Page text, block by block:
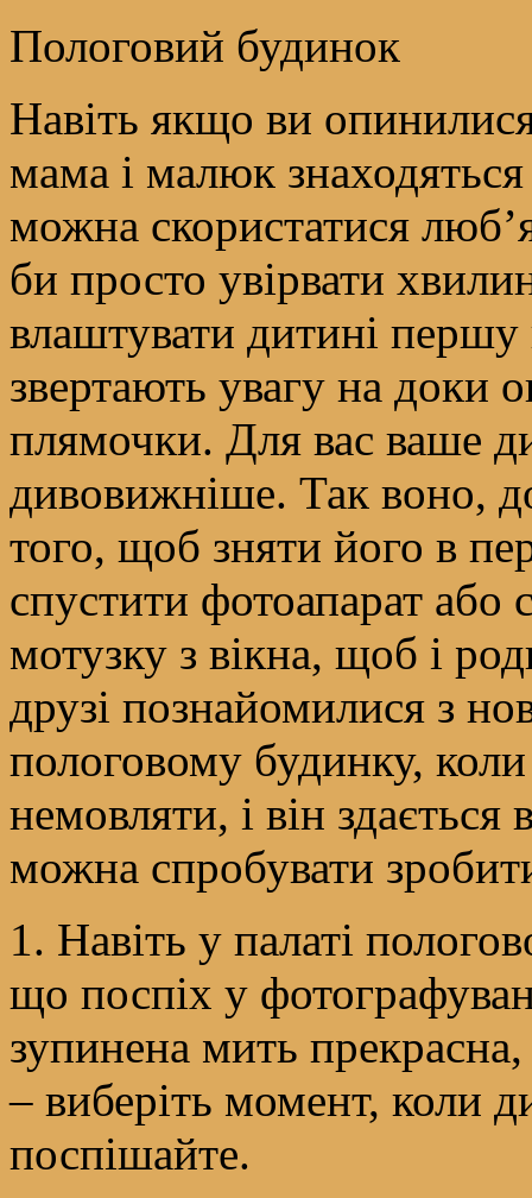
Пологовий будинок
Навіть якщо ви
мама і малюк
можна скористатися
би просто увірвати
влаштувати дитині
звертають увагу на доки
плямочки. Для вас ваше
дивовижніше. Так воно,
того, щоб зняти його в
спустити фотоапарат або
мотузку з вікна, щоб і
друзі познайомилися з
пологовому будинку,
немовляти, і він
можна спробувати
1. Навіть у палаті
що поспіх у
зупинена мить
– виберіть момент, коли
поспішайте.